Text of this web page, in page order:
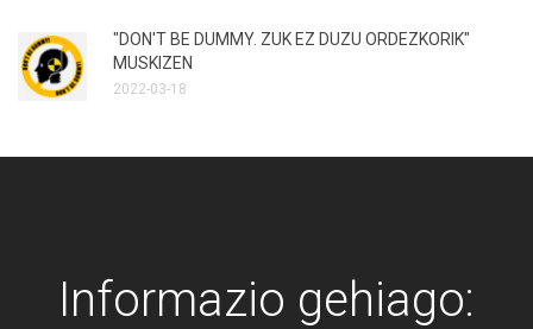
"DON'T BE DUMMY. ZUK EZ DUZU ORDEZKORIK"
MUSKIZEN
2022-03-18
Informazio gehiago: